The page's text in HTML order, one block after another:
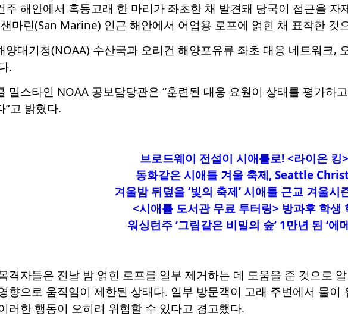
주 해안에서 혹등고래 한 마리가 좌초한 채 발견돼 당국이 접근을
마린(San Marine) 인근 해안에서 어업용 로프에 얽힌 채 표착한 것
양대기청(NOAA) 수산국과 오리건 해양포유류 좌초 대응 네트워크,
.
밀스타인 NOAA 공보담당관은 “훈련된 대응 요원이 상태를 평가하
”고 밝혔다.
브로드웨이 전설이 시애틀로! <라이온 킹
동화같은 시애틀 겨울 축제, Seattle
겨울밤 뒤덮을 ‘빛의 축제’ 시애틀 근교 겨울시
<시애틀 도서관 무료 투터링> 방과후 학생
워싱턴주 ‘그림같은 비밀의 숲’ 1만년 된 ‘에
격자들은 전날 밤 얽힌 로프를 일부 제거하는 데 도움을 준 것으로
향으로 움직임이 제한된 상태다. 일부 방문객이 고래 주변에서 물
러한 행동이 오히려 위험할 수 있다고 경고했다.